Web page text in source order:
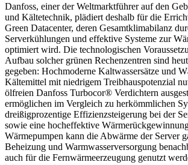
Danfoss, einer der Weltmarktführer auf den
und Kältetechnik, plädiert deshalb für die
Green Datacenter, deren Gesamtklimabilanz
Serverkühlungen und effektive Systeme zur
optimiert wird. Die technologischen
Aufbau solcher grünen Rechenzentren sind
gegeben: Hochmoderne Kaltwassersätze und
Kältemittel mit niedrigem Treibhauspotenzial
ölfreien Danfoss Turbocor® Verdichtern
ermöglichen im Vergleich zu herkömmlichen
dreißigprozentige Effizienzsteigerung bei der
sowie eine hocheffektive
Wärmepumpen kann die Abwärme der Server
Beheizung und Warmwasserversorgung
auch für die Fernwärmeerzeugung genutzt